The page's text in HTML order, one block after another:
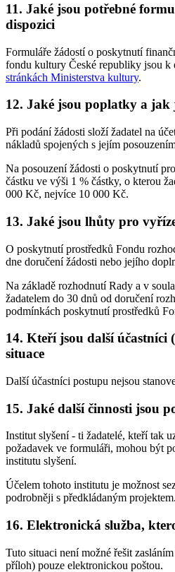
11. Jaké jsou potřebné
dispozici
Formuláře žádostí o poskytnutí
fondu kultury České republiky jsou k
stránkách Ministerstva kultury.
12. Jaké jsou poplatky a jak
Při podání žádosti složí žadatel na
nákladů spojených s jejím
Na posouzení žádosti o poskytnutí
částku ve výši 1 % částky, o kterou
000 Kč, nejvíce 10 000 Kč.
13. Jaké jsou lhůty pro
O poskytnutí prostředků Fondu
dne doručení žádosti nebo jejího
Na základě rozhodnutí Rady a v
žadatelem do 30 dnů od doručení
podmínkách poskytnutí prostředků
14. Kteří jsou další účastníci
situace
Další účastníci postupu nejsou
15. Jaké další činnosti jsou
Institut slyšení - ti žadatelé, kteří tak
požadavek ve formuláři, mohou být
institutu slyšení.
Účelem tohoto institutu je možnost
podrobněji s předkládaným projektem.
16. Elektronická služba,
Tuto situaci není možné řešit
příloh) pouze elektronickou poštou.